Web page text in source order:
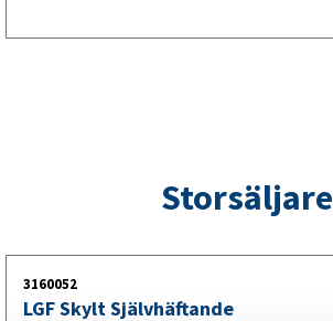
Storsäljare
3160052
LGF Skylt Självhäftande